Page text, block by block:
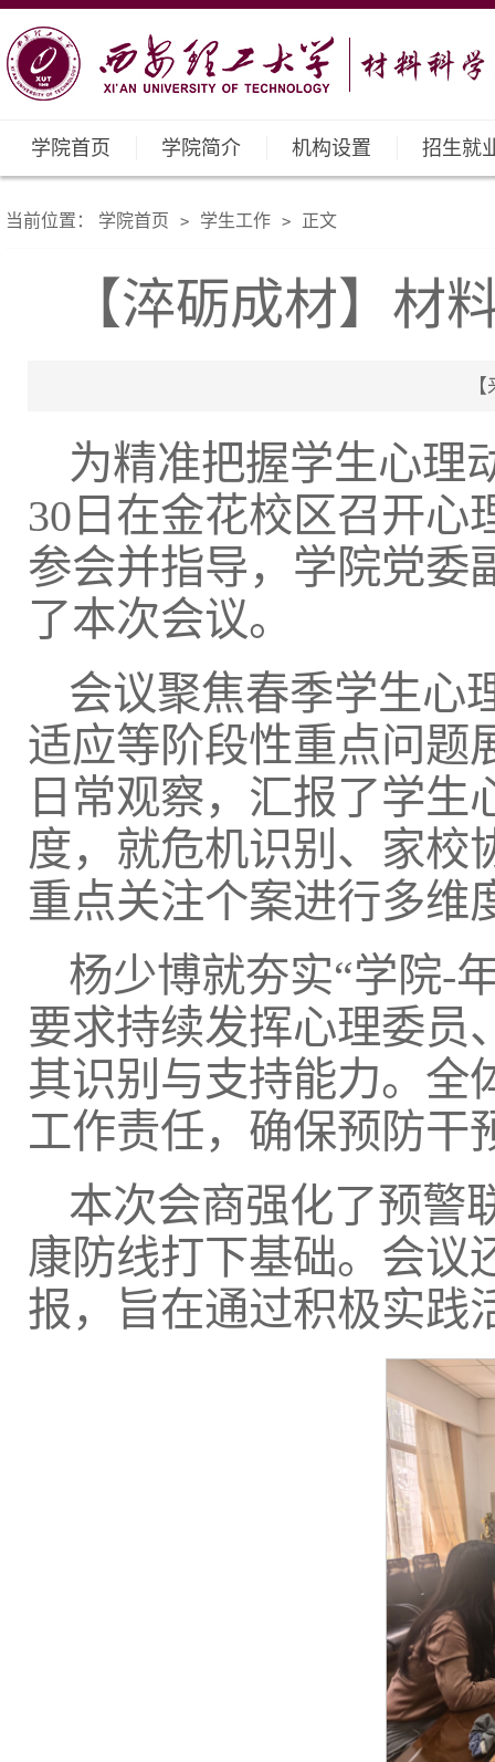
学院首页 学院简介 机构设置 招生就
当前位置： 学院首页 > 学生工作 > 正文
【淬砺成材】材
为精准把握学生心理
30日在金花校区召开心
参会并指导，学院党委
了本次会议。
会议聚焦春季学生心
适应等阶段性重点问题
日常观察，汇报了学
度，就危机识别、家校
重点关注个案进行多维
杨少博就夯实“学院-
要求持续发挥心理委员
其识别与支持能力。全
工作责任，确保预防干
本次会商强化了预警
康防线打下基础。会议
报，旨在通过积极实践